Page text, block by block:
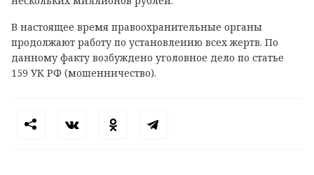
В настоящее время правоохранительные органы
продолжают работу по установлению всех жертв. По
данному факту возбуждено уголовное дело по статье
159 УК РФ (мошенничество).